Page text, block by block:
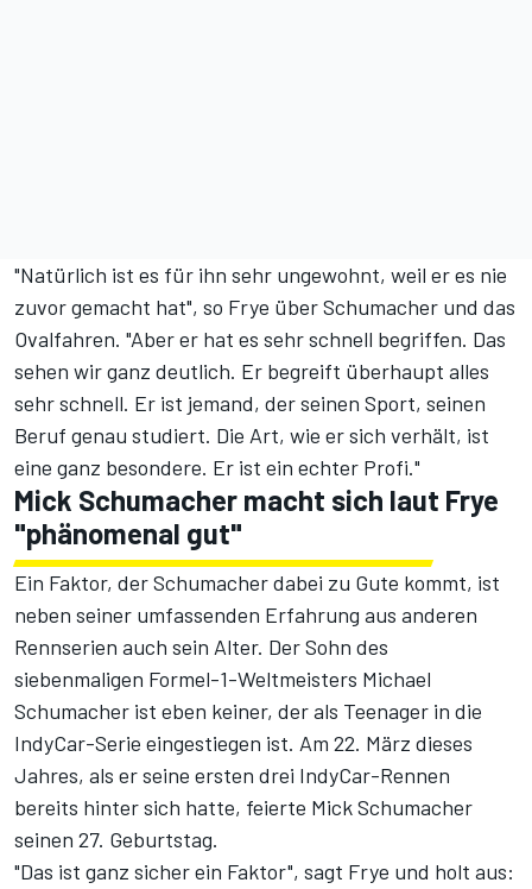
"Natürlich ist es für ihn sehr ungewohnt, weil er es nie
zuvor gemacht hat", so Frye über Schumacher und das
Ovalfahren. "Aber er hat es sehr schnell begriffen. Das
sehen wir ganz deutlich. Er begreift überhaupt alles
sehr schnell. Er ist jemand, der seinen Sport, seinen
Beruf genau studiert. Die Art, wie er sich verhält, ist
eine ganz besondere. Er ist ein echter Profi."
Mick Schumacher macht sich laut Frye
"phänomenal gut"
Ein Faktor, der Schumacher dabei zu Gute kommt, ist
neben seiner umfassenden Erfahrung aus anderen
Rennserien auch sein Alter. Der Sohn des
siebenmaligen Formel-1-Weltmeisters Michael
Schumacher ist eben keiner, der als Teenager in die
IndyCar-Serie eingestiegen ist. Am 22. März dieses
Jahres, als er seine ersten drei IndyCar-Rennen
bereits hinter sich hatte, feierte Mick Schumacher
seinen 27. Geburtstag.
"Das ist ganz sicher ein Faktor", sagt Frye und holt aus: